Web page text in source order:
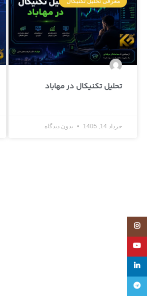
تحلیل تکنیکال در مهاباد
خرداد 14, 1405 بدون دیدگاه